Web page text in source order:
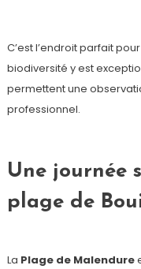
C’est l’endroit parfait
biodiversité y est
permettent une
professionnel.
Une journée
plage de
La Plage de Malendure